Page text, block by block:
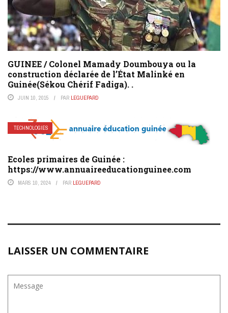
GUINEE / Colonel Mamady Doumbouya ou la
construction déclarée de l’État Malinké en
Guinée(Sékou Chérif Fadiga). .
JUIN 10, 2015 PAR LEGUEPARD
TECHNOLOGIES
Ecoles primaires de Guinée :
https://www.annuaireeducationguinee.com
MARS 10, 2024 PAR LEGUEPARD
LAISSER UN COMMENTAIRE